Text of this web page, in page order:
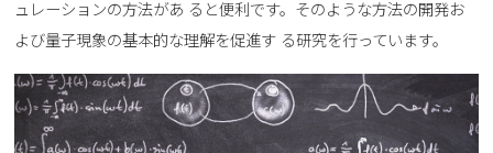
ュレーションの方法があ ると便利です。そのような方法の開発お
よび量子現象の基本的な理解を促進す る研究を行っています。